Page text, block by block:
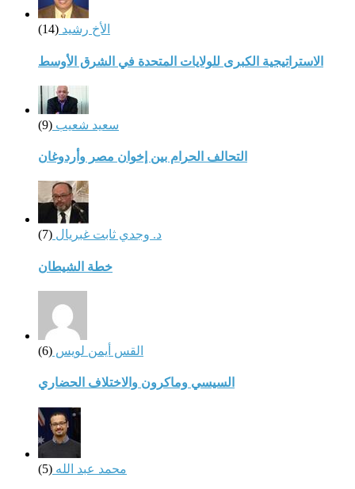
الأخ رشيد (14)
الاستراتيجية الكبرى للولايات المتحدة في الشرق الأوسط
سعيد شعيب (9)
التحالف الحرام بين إخوان مصر وأردوغان
د. وجدي ثابت غبريال (7)
خطة الشيطان
القس أيمن لويس (6)
السيسي وماكرون والاختلاف الحضاري
محمد عبد الله (5)